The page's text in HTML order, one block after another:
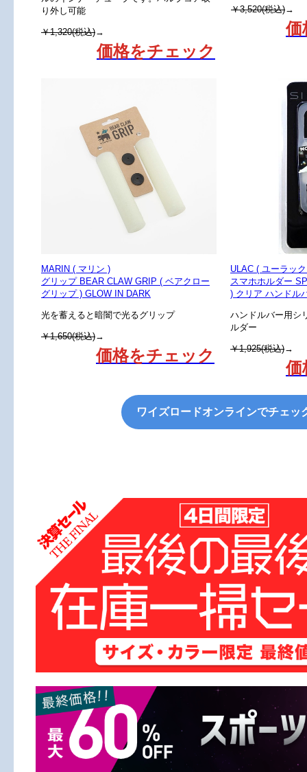
り外し可能
￥1,320(税込)→
価格をチェック
￥3,520(税込)→
価
MARIN ( マリン )
グリップ BEAR CLAW GRIP ( ベアクロー
グリップ ) GLOW IN DARK
光を蓄えると暗闇で光るグリップ
￥1,650(税込)→
価格をチェック
ULAC ( ユーラッ
スマホホルダー
) クリア ハンドル
ハンドルバー用シ
ルダー
￥1,925(税込)→
価
ワイズロードオンラインでチェッ